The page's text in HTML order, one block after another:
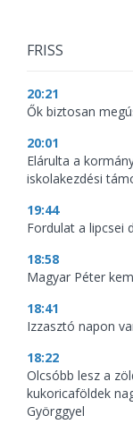
FRISS
20:21
Ők biztosan
20:01
Elárulta a
iskolakezdési
19:44
Fordulat a lipcsei
18:58
Magyar Péter
18:41
Izzasztó napon
18:22
Olcsóbb lesz a
kukoricaföldek
Györggyel